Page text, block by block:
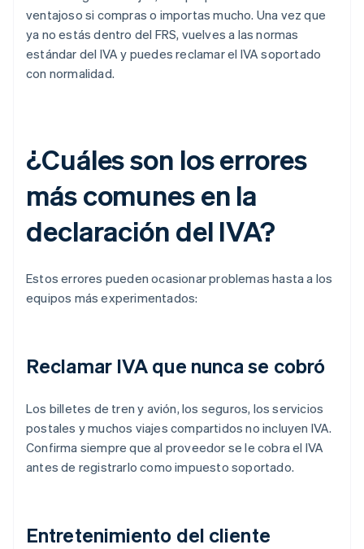
ventajoso si compras o importas mucho. Una vez que
ya no estás dentro del FRS, vuelves a las normas
estándar del IVA y puedes reclamar el IVA soportado
con normalidad.
¿Cuáles son los errores
más comunes en la
declaración del IVA?
Estos errores pueden ocasionar problemas hasta a los
equipos más experimentados:
Reclamar IVA que nunca se cobró
Los billetes de tren y avión, los seguros, los servicios
postales y muchos viajes compartidos no incluyen IVA.
Confirma siempre que al proveedor se le cobra el IVA
antes de registrarlo como impuesto soportado.
Entretenimiento del cliente